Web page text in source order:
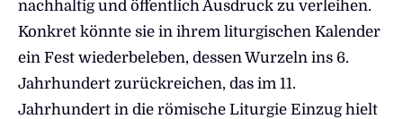
nachhaltig und öffentlich Ausdruck zu verleihen.
Konkret könnte sie in ihrem liturgischen Kalender
ein Fest wiederbeleben, dessen Wurzeln ins 6.
Jahrhundert zurückreichen, das im 11.
Jahrhundert in die römische Liturgie Einzug hielt